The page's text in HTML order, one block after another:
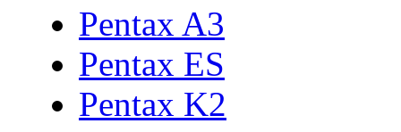
Pentax A3
Pentax ES
Pentax K2